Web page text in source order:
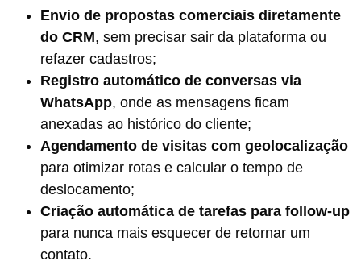
Envio de propostas comerciais diretamente
do CRM, sem precisar sair da plataforma ou
refazer cadastros;
Registro automático de conversas via
WhatsApp, onde as mensagens ficam
anexadas ao histórico do cliente;
Agendamento de visitas com geolocalização
para otimizar rotas e calcular o tempo de
deslocamento;
Criação automática de tarefas para follow-up
para nunca mais esquecer de retornar um
contato.